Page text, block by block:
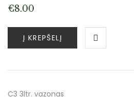
€8.00
Į KREPŠELĮ
C3 3ltr. vazonas